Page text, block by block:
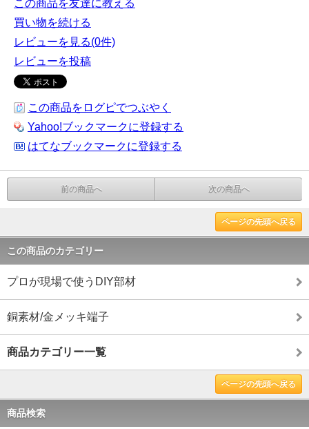
この商品を友達に教える
買い物を続ける
レビューを見る(0件)
レビューを投稿
この商品をログピでつぶやく
Yahoo!ブックマークに登録する
はてなブックマークに登録する
前の商品へ 次の商品へ
ページの先頭へ戻る
この商品のカテゴリー
プロが現場で使うDIY部材
銅素材/金メッキ端子
商品カテゴリー一覧
ページの先頭へ戻る
商品検索